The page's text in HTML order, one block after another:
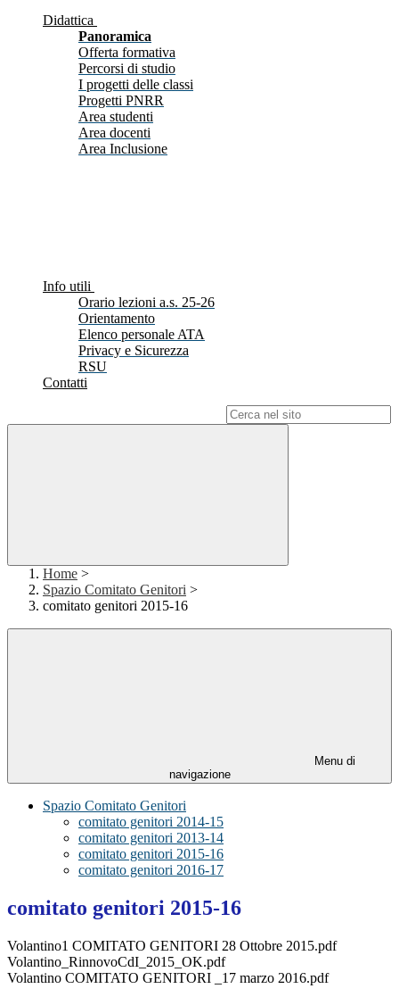
Didattica
Panoramica
Offerta formativa
Percorsi di studio
I progetti delle classi
Progetti PNRR
Area studenti
Area docenti
Area Inclusione
Info utili
Orario lezioni a.s. 25-26
Orientamento
Elenco personale ATA
Privacy e Sicurezza
RSU
Contatti
Home >
Spazio Comitato Genitori >
comitato genitori 2015-16
Menu di
navigazione
Spazio Comitato Genitori
comitato genitori 2014-15
comitato genitori 2013-14
comitato genitori 2015-16
comitato genitori 2016-17
comitato genitori 2015-16
Volantino1 COMITATO GENITORI 28 Ottobre 2015.pdf
Volantino_RinnovoCdI_2015_OK.pdf
Volantino COMITATO GENITORI _17 marzo 2016.pdf